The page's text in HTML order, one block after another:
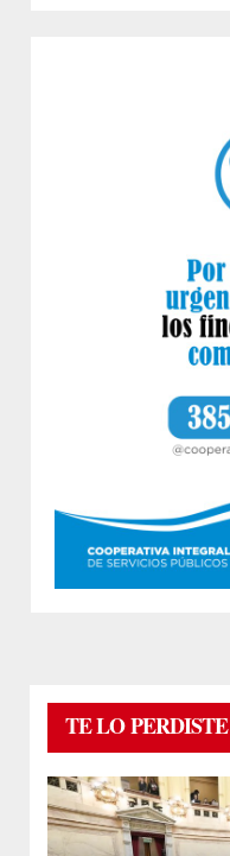
TE LO PERDISTE